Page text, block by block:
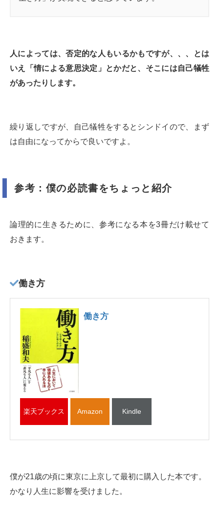
人によっては、否定的な人もいるかもですが、、、とは
いえ「情による意思決定」とかだと、そこには自己犠牲
があったりします。
繰り返しですが、自己犠牲をするとシンドイので、まず
は自由になってからで良いですよ。
参考：僕の必読書をちょっと紹介
論理的に生きるために、参考になる本を3冊だけ載せて
おきます。
働き方
働き方
楽天ブックス Amazon Kindle
僕が21歳の頃に東京に上京して最初に購入した本です。
かなり人生に影響を受けました。